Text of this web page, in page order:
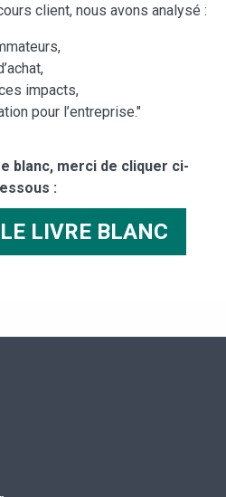
client, nous avons analysé :
impacts,
pour l’entreprise."
blanc, merci de cliquer ci-
:
LE LIVRE BLANC